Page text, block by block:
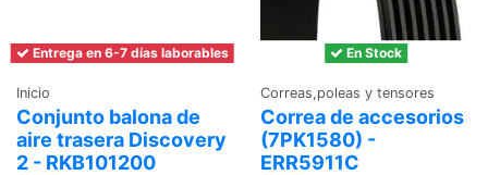
Entrega en 6-7 días laborables
Inicio
Conjunto balona de
aire trasera Discovery
2 - RKB101200
En Stock
Correas,poleas y tensores
Correa de accesorios
(7PK1580) -
ERR5911C